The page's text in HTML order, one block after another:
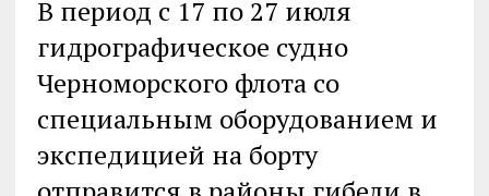
В период с 17 по 27 июля
гидрографическое судно
Черноморского флота со
специальным оборудованием и
экспедицией на борту